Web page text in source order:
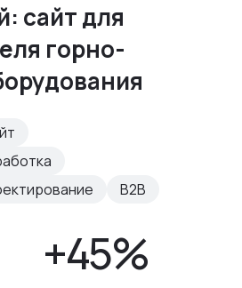
сайт для
горно-
B2B
+45%